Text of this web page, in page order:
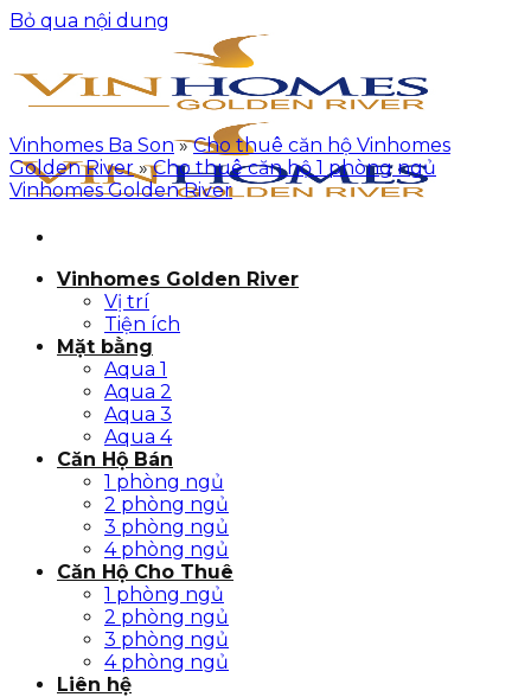
Bỏ qua nội dung
Vinhomes Golden River
Vị trí
Tiện ích
Mặt bằng
Aqua 1
Aqua 2
Aqua 3
Aqua 4
Căn Hộ Bán
1 phòng ngủ
2 phòng ngủ
3 phòng ngủ
4 phòng ngủ
Căn Hộ Cho Thuê
1 phòng ngủ
2 phòng ngủ
3 phòng ngủ
4 phòng ngủ
Liên hệ
Vinhomes Ba Son»Cho thuê căn hộ Vinhomes
Golden River»Cho thuê căn hộ 1 phòng ngủ
Vinhomes Golden River